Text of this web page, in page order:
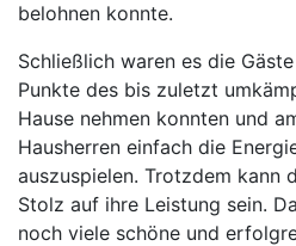
belohnen konnte.
Schließlich waren es die
Punkte des bis zuletzt
Hause nehmen konnten und
Hausherren einfach die
auszuspielen. Trotzdem kann
Stolz auf ihre Leistung sein.
noch viele schöne und